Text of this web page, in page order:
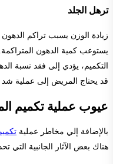
ترهل الجلد
زيادة الوزن يسبب تراكم
يستوعب كمية الدهون
التكميم، يؤدي إلى فقد نسبة
قد يحتاج المريض إلى عملية
عيوب عملية تكميم
بالإضافة إلي مخاطر عملية
هناك بعض الآثار الجانبية